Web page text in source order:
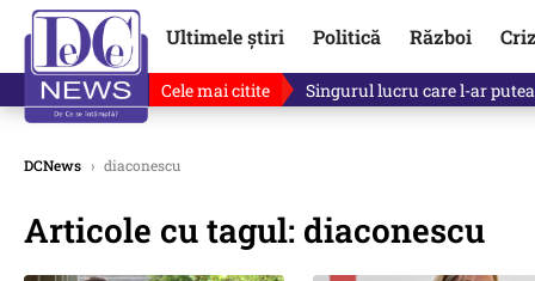
Ultimele știri Politică Război
Cele mai citite Singurul lucru care l-ar
DCNews › diaconescu
Articole cu tagul: diaconescu